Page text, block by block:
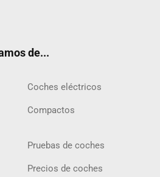
de...
Coches eléctricos
Compactos
Pruebas de coches
Precios de coches